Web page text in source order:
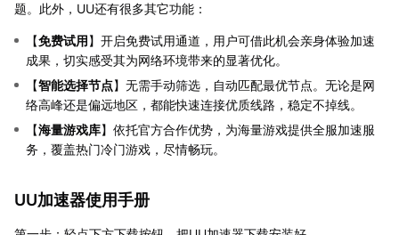
题。此外，UU还有很多其它功能：
【免费试用】开启免费试用通道，用户可借此机会亲身体验加速
成果，切实感受其为网络环境带来的显著优化。
【智能选择节点】无需手动筛选，自动匹配最优节点。无论是网
络高峰还是偏远地区，都能快速连接优质线路，稳定不掉线。
【海量游戏库】依托官方合作优势，为海量游戏提供全服加速服
务，覆盖热门冷门游戏，尽情畅玩。
UU加速器使用手册